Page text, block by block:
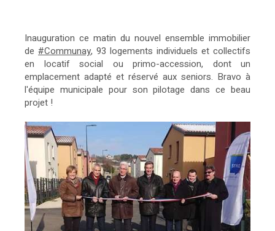
Inauguration ce matin du nouvel ensemble immobilier
de #Communay, 93 logements individuels et collectifs
en locatif social ou primo-accession, dont un
emplacement adapté et réservé aux seniors. Bravo à
l'équipe municipale pour son pilotage dans ce beau
projet !